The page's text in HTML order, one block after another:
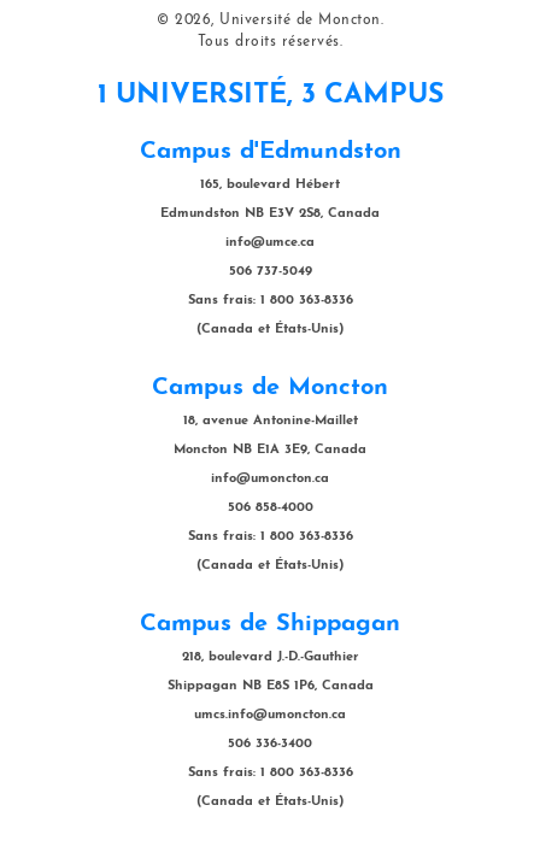
© 2026, Université de Moncton.
Tous droits réservés.
1 UNIVERSITÉ, 3 CAMPUS
Campus d'Edmundston
165, boulevard Hébert
Edmundston NB E3V 2S8, Canada
info@umce.ca
506 737-5049
Sans frais: 1 800 363-8336
(Canada et États-Unis)
Campus de Moncton
18, avenue Antonine-Maillet
Moncton NB E1A 3E9, Canada
info@umoncton.ca
506 858-4000
Sans frais: 1 800 363-8336
(Canada et États-Unis)
Campus de Shippagan
218, boulevard J.-D.-Gauthier
Shippagan NB E8S 1P6, Canada
umcs.info@umoncton.ca
506 336-3400
Sans frais: 1 800 363-8336
(Canada et États-Unis)